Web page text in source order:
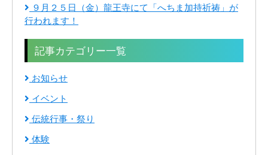
９月２５日（金）龍王寺にて「へちま加持祈祷」が
行われます！
記事カテゴリー一覧
お知らせ
イベント
伝統行事・祭り
体験